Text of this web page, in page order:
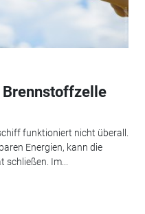
funktioniert nicht überall.
Energien, kann die
schließen. Im...